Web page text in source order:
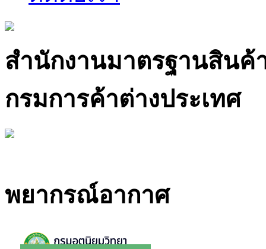
สำนักงานมาตรฐานสินค้
กรมการค้าต่างประเทศ
พยากรณ์อากาศ